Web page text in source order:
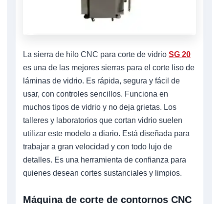
La sierra de hilo CNC para corte de vidrio SG 20
es una de las mejores sierras para el corte liso de
láminas de vidrio. Es rápida, segura y fácil de
usar, con controles sencillos. Funciona en
muchos tipos de vidrio y no deja grietas. Los
talleres y laboratorios que cortan vidrio suelen
utilizar este modelo a diario. Está diseñada para
trabajar a gran velocidad y con todo lujo de
detalles. Es una herramienta de confianza para
quienes desean cortes sustanciales y limpios.
Máquina de corte de contornos CNC